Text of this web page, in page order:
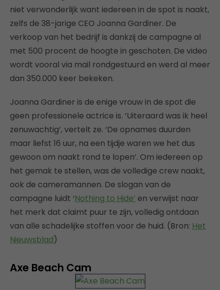
niet verwonderlijk want iedereen in de spot is naakt,
zelfs de 38-jarige CEO Joanna Gardiner. De
verkoop van het bedrijf is dankzij de campagne al
met 500 procent de hoogte in geschoten. De video
wordt vooral via mail rondgestuurd en werd al meer
dan 350.000 keer bekeken.
Joanna Gardiner is de enige vrouw in de spot die
geen professionele actrice is. ‘Uiteraard was ik heel
zenuwachtig’, vertelt ze. ‘De opnames duurden
maar liefst 16 uur, na een tijdje waren we het dus
gewoon om naakt rond te lopen’. Om iedereen op
het gemak te stellen, was de volledige crew naakt,
ook de cameramannen. De slogan van de
campagne luidt ‘Nothing to Hide’ en verwijst naar
het merk dat claimt puur te zijn, volledig ontdaan
van alle schadelijke stoffen voor de huid. (Bron: Het
Nieuwsblad)
Axe Beach Cam